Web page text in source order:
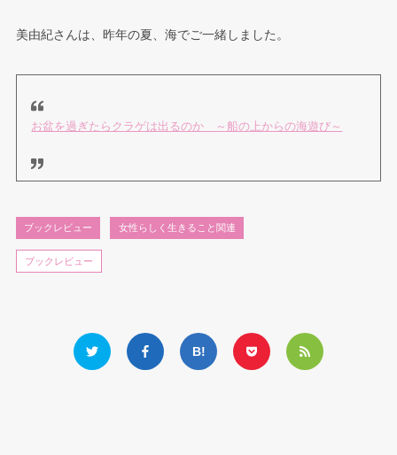
美由紀さんは、昨年の夏、海でご一緒しました。
お盆を過ぎたらクラゲは出るのか ～船の上からの海遊び～
ブックレビュー 女性らしく生きること関連
ブックレビュー